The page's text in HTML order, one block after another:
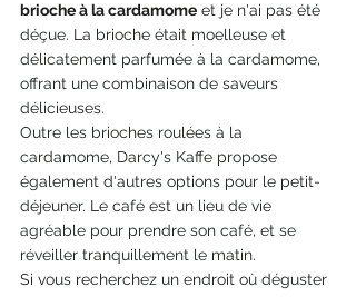
brioche à la cardamome et je n'ai pas été
déçue. La brioche était moelleuse et
délicatement parfumée à la cardamome,
offrant une combinaison de saveurs
délicieuses.
Outre les brioches roulées à la
cardamome, Darcy's Kaffe propose
également d'autres options pour le petit-
déjeuner. Le café est un lieu de vie
agréable pour prendre son café, et se
réveiller tranquillement le matin.
Si vous recherchez un endroit où déguster